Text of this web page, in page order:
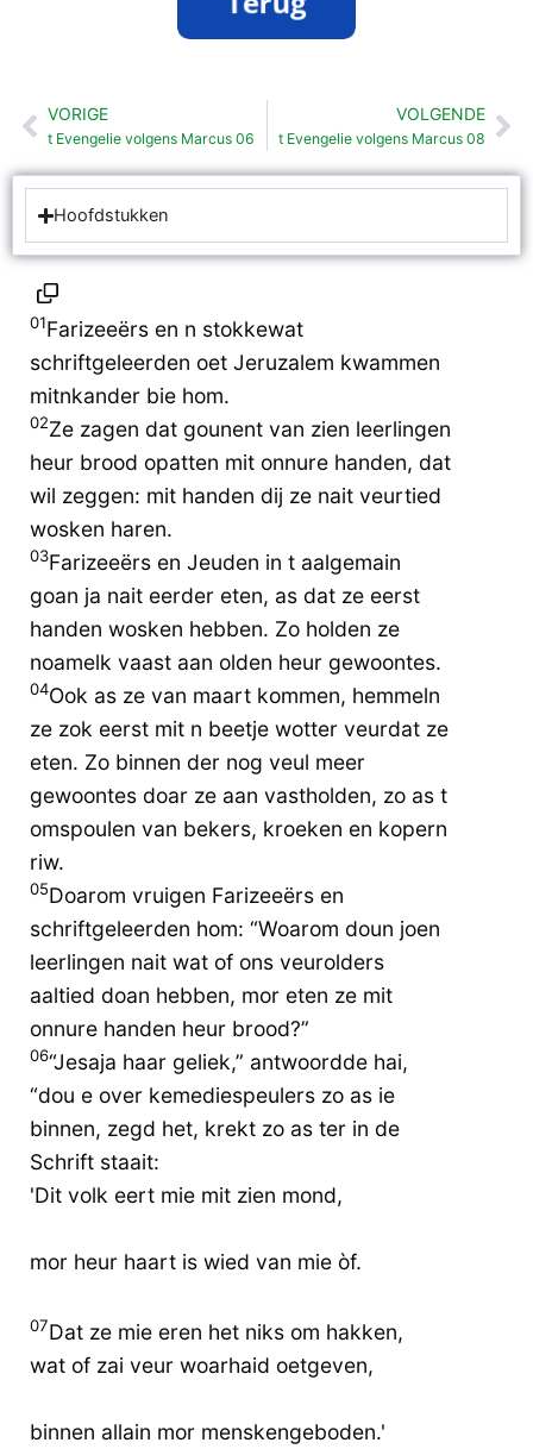
Vorige
VORIGE
t Evengelie volgens Marcus 06
VOLGENDE
t Evengelie volgens Marcus 08
Hoofdstukken
01Farizeeërs en n stokkewat
schriftgeleerden oet Jeruzalem kwammen
mitnkander bie hom.
02Ze zagen dat gounent van zien leerlingen
heur brood opatten mit onnure handen, dat
wil zeggen: mit handen dij ze nait veurtied
wosken haren.
03Farizeeërs en Jeuden in t aalgemain
goan ja nait eerder eten, as dat ze eerst
handen wosken hebben. Zo holden ze
noamelk vaast aan olden heur gewoontes.
04Ook as ze van maart kommen, hemmeln
ze zok eerst mit n beetje wotter veurdat ze
eten. Zo binnen der nog veul meer
gewoontes doar ze aan vastholden, zo as t
omspoulen van bekers, kroeken en kopern
riw.
05Doarom vruigen Farizeeërs en
schriftgeleerden hom: “Woarom doun joen
leerlingen nait wat of ons veurolders
aaltied doan hebben, mor eten ze mit
onnure handen heur brood?”
06“Jesaja haar geliek,” antwoordde hai,
“dou e over kemediespeulers zo as ie
binnen, zegd het, krekt zo as ter in de
Schrift staait:
'Dit volk eert mie mit zien mond,
mor heur haart is wied van mie òf.
07Dat ze mie eren het niks om hakken,
wat of zai veur woarhaid oetgeven,
binnen allain mor menskengeboden.'